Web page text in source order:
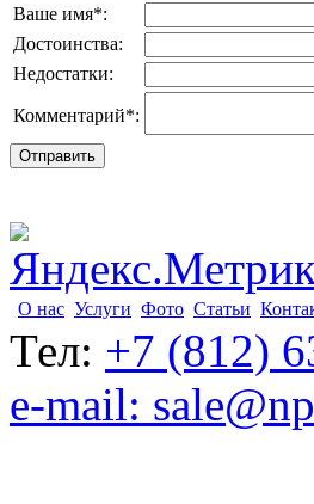
Ваше имя*:
Достоинства:
Недостатки:
Комментарий*:
О нас Услуги Фото Статьи
Тел: +7 (812)
e-mail: